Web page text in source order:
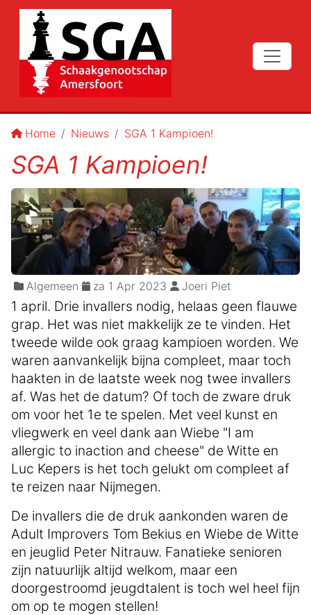
Home Nieuws SGA 1 Kampioen!
SGA 1 Kampioen!
Algemeen za 1 Apr 2023 Joeri Piet
1 april. Drie invallers nodig, helaas geen flauwe
grap. Het was niet makkelijk ze te vinden. Het
tweede wilde ook graag kampioen worden. We
waren aanvankelijk bijna compleet, maar toch
haakten in de laatste week nog twee invallers
af. Was het de datum? Of toch de zware druk
om voor het 1e te spelen. Met veel kunst en
vliegwerk en veel dank aan Wiebe "I am
allergic to inaction and cheese" de Witte en
Luc Kepers is het toch gelukt om compleet af
te reizen naar Nijmegen.
De invallers die de druk aankonden waren de
Adult Improvers Tom Bekius en Wiebe de Witte
en jeuglid Peter Nitrauw. Fanatieke senioren
zijn natuurlijk altijd welkom, maar een
doorgestroomd jeugdtalent is toch wel heel fijn
om op te mogen stellen!